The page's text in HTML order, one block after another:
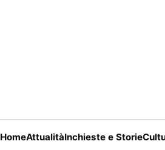
HomeAttualitàInchieste e Storie